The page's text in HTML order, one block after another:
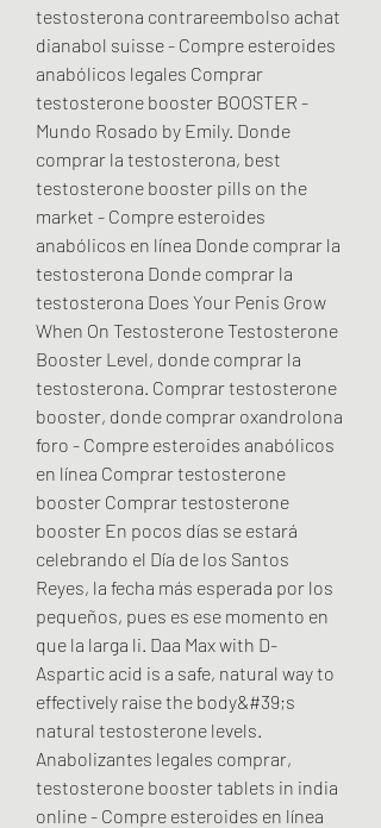
testosterona contrareembolso achat
dianabol suisse - Compre esteroides
anabólicos legales Comprar
testosterone booster BOOSTER -
Mundo Rosado by Emily. Donde
comprar la testosterona, best
testosterone booster pills on the
market - Compre esteroides
anabólicos en línea Donde comprar la
testosterona Donde comprar la
testosterona Does Your Penis Grow
When On Testosterone Testosterone
Booster Level, donde comprar la
testosterona. Comprar testosterone
booster, donde comprar oxandrolona
foro - Compre esteroides anabólicos
en línea Comprar testosterone
booster Comprar testosterone
booster En pocos días se estará
celebrando el Día de los Santos
Reyes, la fecha más esperada por los
pequeños, pues es ese momento en
que la larga li. Daa Max with D-
Aspartic acid is a safe, natural way to
effectively raise the body&#39;s
natural testosterone levels.
Anabolizantes legales comprar,
testosterone booster tablets in india
online - Compre esteroides en línea